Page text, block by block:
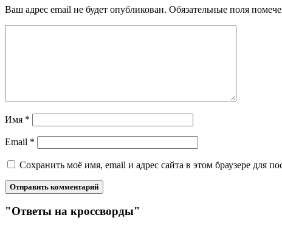
Ваш адрес email не будет опубликован. Обязательные поля
Имя *
Email *
Сохранить моё имя, email и адрес сайта в этом браузере для
"Ответы на кроссворды"